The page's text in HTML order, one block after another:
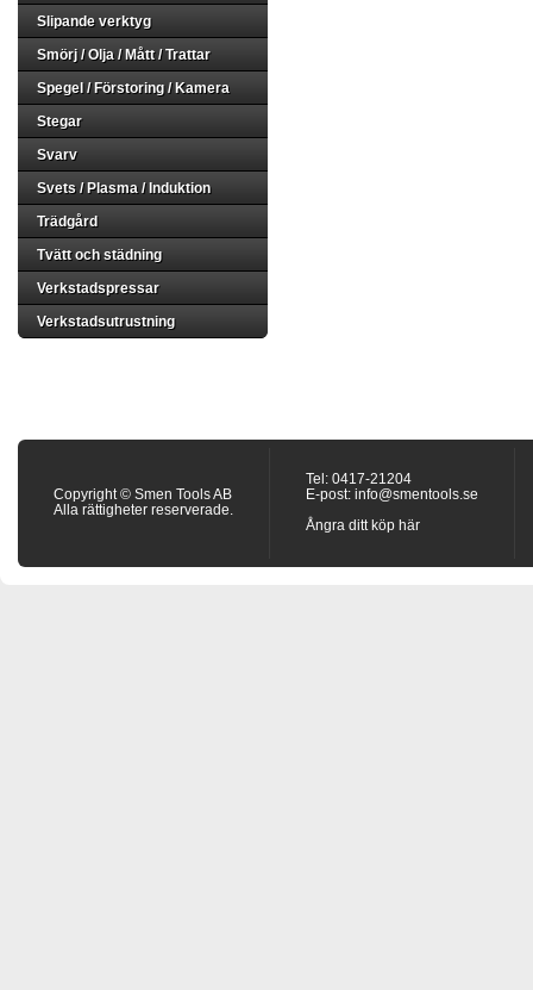
Slipande verktyg
Smörj / Olja / Mått / Trattar
Spegel / Förstoring / Kamera
Stegar
Svarv
Svets / Plasma / Induktion
Trädgård
Tvätt och städning
Verkstadspressar
Verkstadsutrustning
Copyright © Smen Tools AB
Alla rättigheter reserverade.
Tel: 0417-21204
E-post: info@smentools.se
Ångra ditt köp här